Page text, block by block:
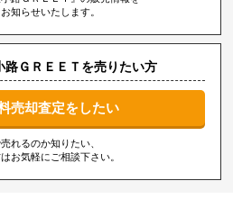
知らせいたします。
路ＧＲＥＥＴを売りたい方
売却査定をしたい
れるのか知りたい、
お気軽にご相談下さい。